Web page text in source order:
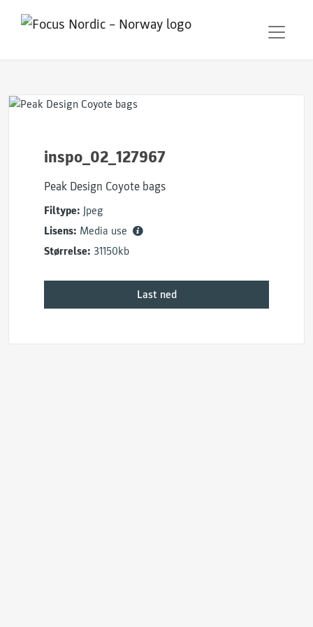
inspo_02_127967
Peak Design Coyote bags
Filtype: Jpeg
Lisens: Media use
Størrelse: 31150kb
Last ned